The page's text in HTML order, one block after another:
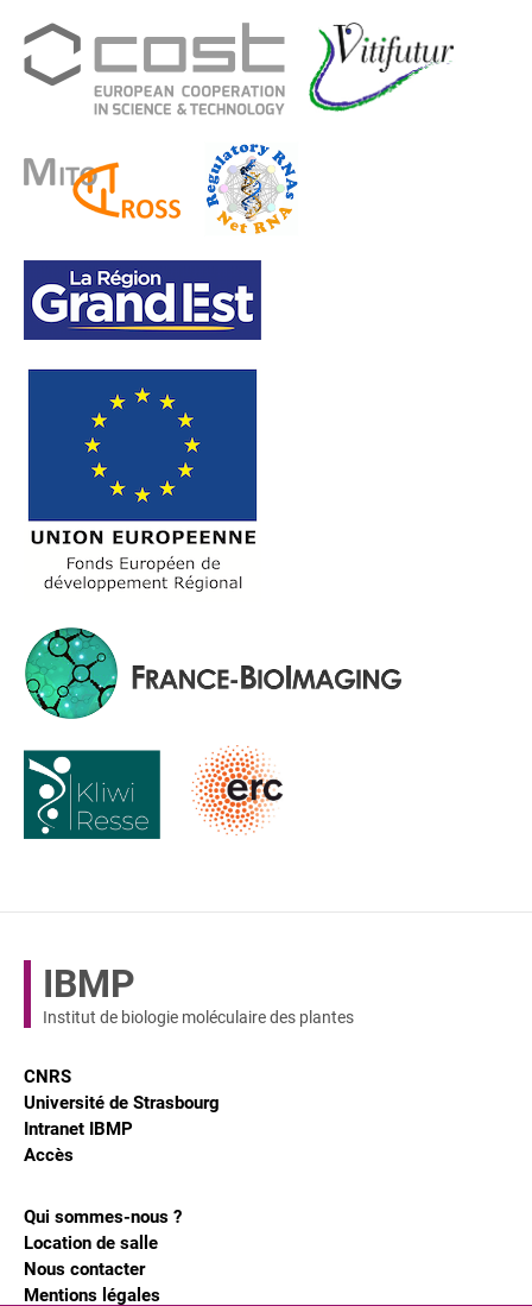
IBMP
Institut de biologie moléculaire des plantes
CNRS
Université de Strasbourg
Intranet IBMP
Accès
Qui sommes-nous ?
Location de salle
Nous contacter
Mentions légales